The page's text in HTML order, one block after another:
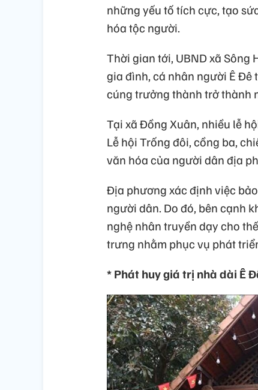
những yếu tố tích cực, tạo
hóa tộc người.
Thời gian tới, UBND xã Sông
gia đình, cá nhân người Ê Đê
cúng trưởng thành trở thành
Tại xã Đồng Xuân, nhiều lễ
Lễ hội Trống đôi, cồng ba,
văn hóa của người dân địa
Địa phương xác định việc
người dân. Do đó, bên cạnh
nghệ nhân truyền dạy cho
trưng nhằm phục vụ phát
* Phát huy giá trị nhà dài Ê